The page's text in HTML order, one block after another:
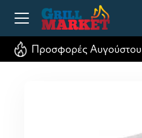
Προσφορές Αυγούστου